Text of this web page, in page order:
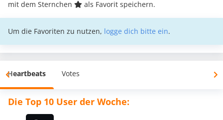
mit dem Sternchen
als Favorit speichern.
Um die Favoriten zu nutzen, logge dich bitte ein.
Heartbeats Votes
Die Top 10 User der Woche: